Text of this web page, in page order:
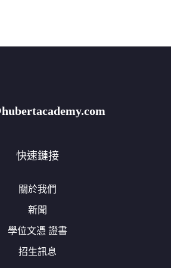
快速鏈接
關於我們
新聞
學位文憑 證書
招生訊息